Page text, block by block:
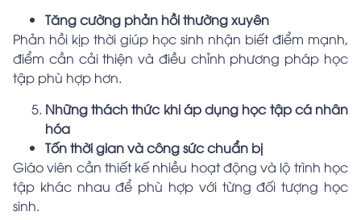
Tăng cường phản hồi thường xuyên
Phản hồi kịp thời giúp học sinh nhận biết điểm mạnh,
điểm cần cải thiện và điều chỉnh phương pháp học
tập phù hợp hơn.
Những thách thức khi áp dụng học tập cá nhân
hóa
Tốn thời gian và công sức chuẩn bị
Giáo viên cần thiết kế nhiều hoạt động và lộ trình học
tập khác nhau để phù hợp với từng đối tượng học
sinh.